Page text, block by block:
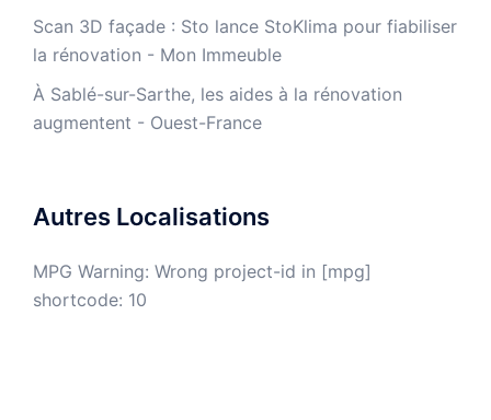
​Scan 3D façade : Sto lance StoKlima pour fiabiliser
la rénovation - Mon Immeuble
À Sablé-sur-Sarthe, les aides à la rénovation
augmentent - Ouest-France
Autres Localisations
MPG Warning: Wrong project-id in [mpg]
shortcode: 10